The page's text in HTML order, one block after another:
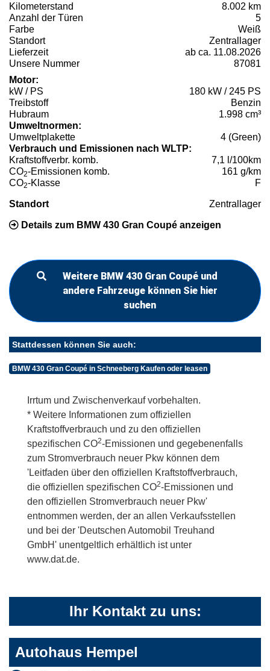
Kilometerstand
8.002 km
Anzahl der Türen
5
Farbe
Weiß
Standort
Zentrallager
Lieferzeit
ab ca. 11.08.2026
Unsere Nummer
87081
Motor:
kW / PS
180 kW / 245 PS
Treibstoff
Benzin
Hubraum
1.998 cm³
Umweltnormen:
Umweltplakette
4 (Green)
Verbrauch und Emissionen nach WLTP:
Kraftstoffverbr. komb.
7,1 l/100km
CO2-Emissionen komb.
161 g/km
CO2-Klasse F
Standort Zentrallager
Details zum BMW 430 Gran Coupé anzeigen
Weitere BMW 430 Gran Coupé und
andere Fahrzeuge können Sie hier
suchen
Stattdessen können Sie auch:
BMW 430 Gran Coupé in Schneeberg Kaufen oder leasen
Irrtum und Zwischenverkauf vorbehalten.
* Weitere Informationen zum offiziellen
Kraftstoffverbrauch und zu den offiziellen
spezifischen CO2-Emissionen und gegebenenfalls
zum Stromverbrauch neuer Pkw können dem
'Leitfaden über den offiziellen Kraftstoffverbrauch,
die offiziellen spezifischen CO2-Emissionen und
den offiziellen Stromverbrauch neuer Pkw'
entnommen werden, der an allen Verkaufsstellen
und bei der 'Deutschen Automobil Treuhand
GmbH' unentgeltlich erhältlich ist unter
www.dat.de.
Ihr Kontakt zu uns:
Autohaus Hempel